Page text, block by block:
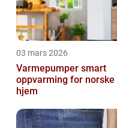
03 mars 2026
Varmepumper smart
oppvarming for norske
hjem